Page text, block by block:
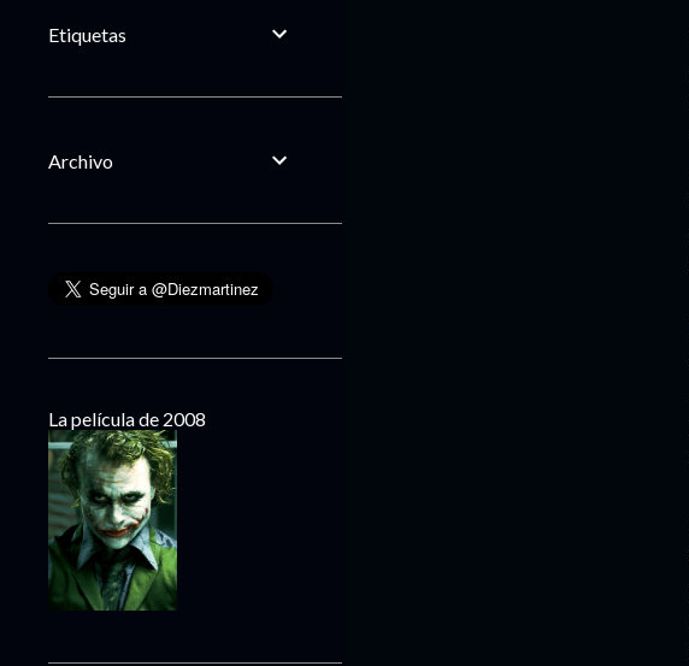
Etiquetas
Archivo
La película de 2008